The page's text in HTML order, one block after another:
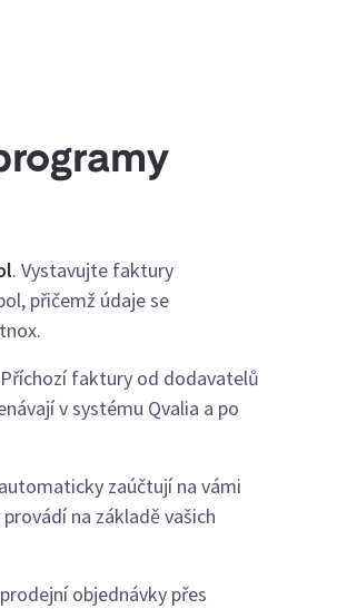
. Vystavujte faktury
přičemž údaje se
faktury od dodavatelů
v systému Qvalia a po
zaúčtují na vámi
na základě vašich
objednávky přes